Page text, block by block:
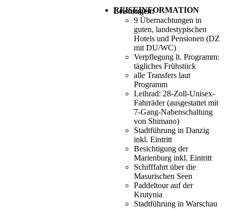
REISEINFORMATION
Leistungen:
9 Übernachtungen in
guten, landestypischen
Hotels und Pensionen (DZ
mit DU/WC)
Verpflegung lt. Programm:
tägliches Frühstück
alle Transfers laut
Programm
Leihrad: 28-Zoll-Unisex-
Fahrräder (ausgestattet mit
7-Gang-Nabenschaltung
von Shimano)
Stadtführung in Danzig
inkl. Eintritt
Besichtigung der
Marienburg inkl. Eintritt
Schifffahrt über die
Masurischen Seen
Paddeltour auf der
Krutynia
Stadtführung in Warschau